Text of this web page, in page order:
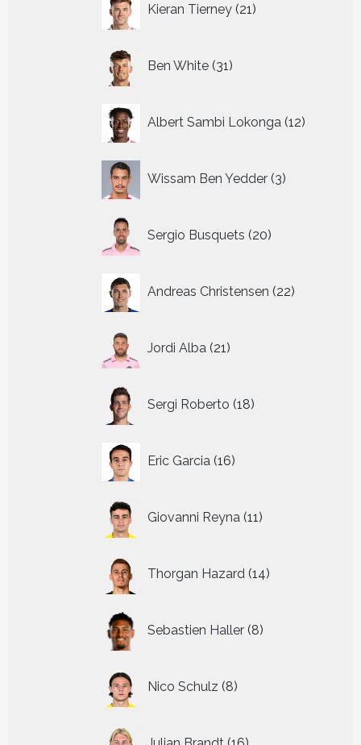
Kieran Tierney 21
producten
Ben White 31
producten
Albert Sambi Lokonga 12
Wissam Ben Yedder 3
producten
Sergio Busquets 20
producten
Andreas Christensen 22
producten
Jordi Alba 21
producten
Sergi Roberto 18
producten
Eric Garcia 16
producten
Giovanni Reyna 11
producten
Thorgan Hazard 14
producten
Sebastien Haller 8
producten
Nico Schulz 8
producten